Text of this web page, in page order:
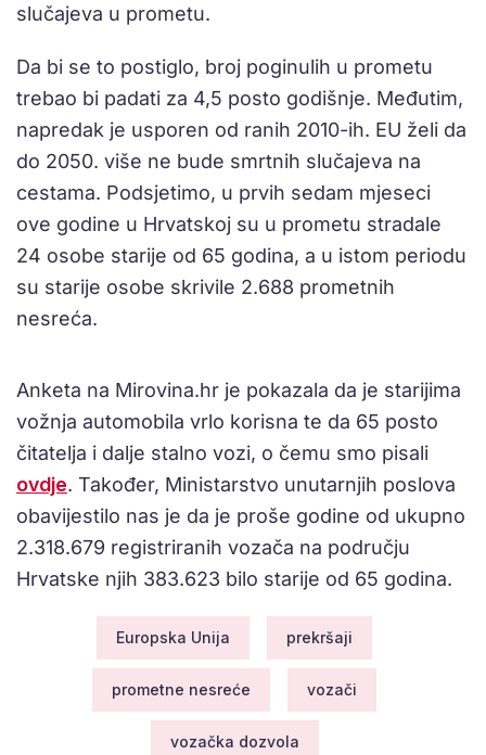
slučajeva u prometu.
Da bi se to postiglo, broj poginulih u prometu
trebao bi padati za 4,5 posto godišnje. Međutim,
napredak je usporen od ranih 2010-ih. EU želi da
do 2050. više ne bude smrtnih slučajeva na
cestama. Podsjetimo, u prvih sedam mjeseci
ove godine u Hrvatskoj su u prometu stradale
24 osobe starije od 65 godina, a u istom periodu
su starije osobe skrivile 2.688 prometnih
nesreća.
Anketa na Mirovina.hr je pokazala da je starijima
vožnja automobila vrlo korisna te da 65 posto
čitatelja i dalje stalno vozi, o čemu smo pisali
ovdje. Također, Ministarstvo unutarnjih poslova
obavijestilo nas je da je proše godine od ukupno
2.318.679 registriranih vozača na području
Hrvatske njih 383.623 bilo starije od 65 godina.
Europska Unija prekršaji
prometne nesreće vozači
vozačka dozvola